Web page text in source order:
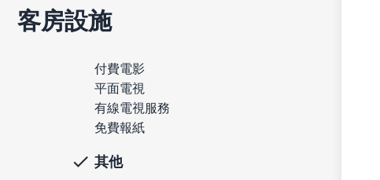
客房設施
付費電影
平面電視
有線電視服務
免費報紙
其他